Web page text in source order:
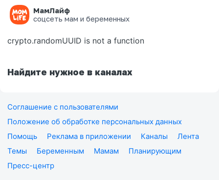
МамЛайф
соцсеть мам и беременных
Ошибка на странице
crypto.randomUUID is not a function
Найдите нужное в каналах
Соглашение с пользователями
Положение об обработке персональных данных
Помощь
Реклама в приложении Каналы
Лента
Темы
Беременным Мамам
Планирующим
Пресс-центр